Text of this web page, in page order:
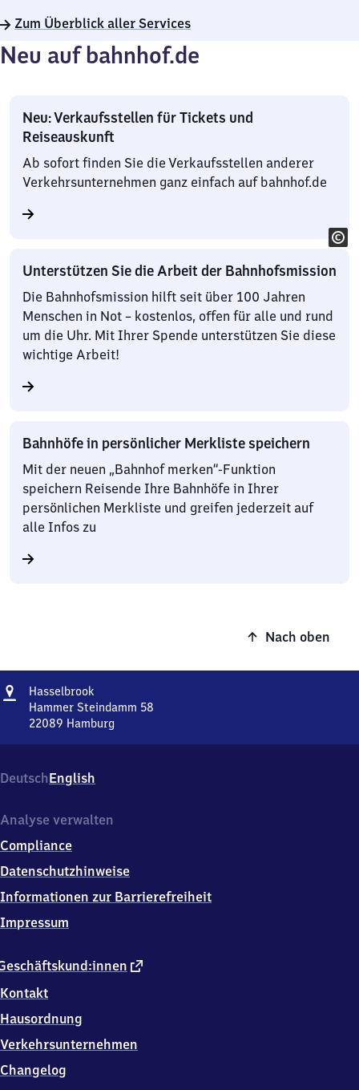
Zum Überblick aller Services
Neu auf bahnhof.de
Neu: Verkaufsstellen für Tickets und
Reiseauskunft
Ab sofort finden Sie die Verkaufsstellen anderer
Verkehrsunternehmen ganz einfach auf bahnhof.de
Unterstützen Sie die Arbeit der Bahnhofsmission
Die Bahnhofsmission hilft seit über 100 Jahren
Menschen in Not – kostenlos, offen für alle und rund
um die Uhr. Mit Ihrer Spende unterstützen Sie diese
wichtige Arbeit!
Bahnhöfe in persönlicher Merkliste speichern
Mit der neuen „Bahnhof merken“-Funktion
speichern Reisende Ihre Bahnhöfe in Ihrer
persönlichen Merkliste und greifen jederzeit auf
alle Infos zu
Nach oben
Adresse
Hasselbrook
Hammer Steindamm 58
22089 Hamburg
Steindamm
58,
2
8
9
DeutschEnglish
externer
Kontakt
Hausordnung
Verkehrsunternehmen
Changelog
Analyse verwalten
Compliance
Datenschutzhinweise
Informationen zur Barrierefreiheit
Impressum